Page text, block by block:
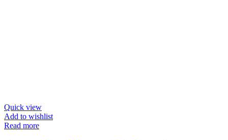
Quick view
Add to wishlist
Read more